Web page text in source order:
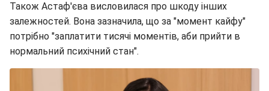
Також Астаф'єва висловилася про шкоду інших
залежностей. Вона зазначила, що за "момент кайфу"
потрібно "заплатити тисячі моментів, аби прийти в
нормальний психічний стан".